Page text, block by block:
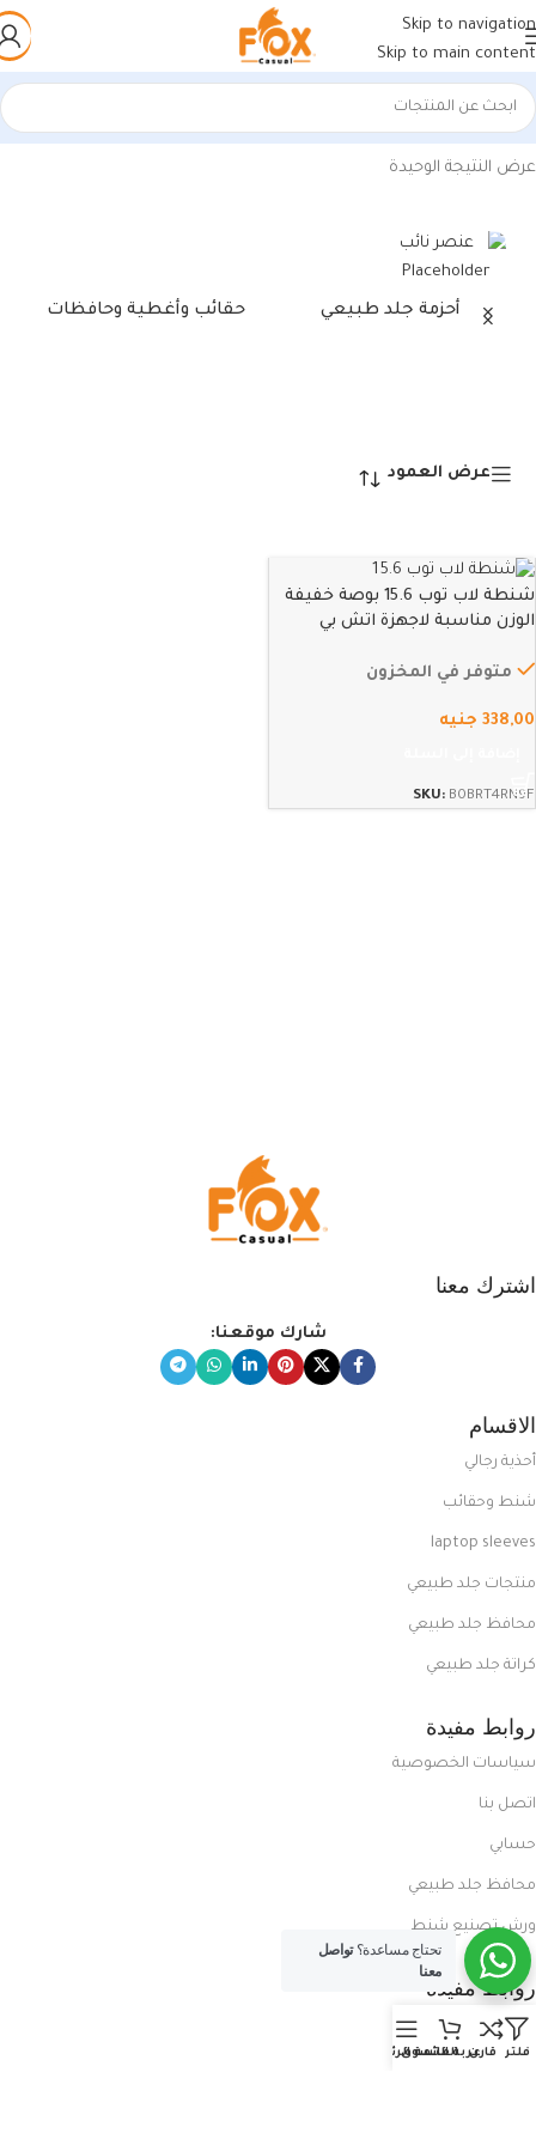
Skip to navigation
Skip to main content
الرئيسية/منتجات تحت الوسم “شنطة لاب توب 15.6”
عرض النتيجة الوحيدة
أحزمة جلد طبيعي حقائب وأغطية وحافظات
عرض العمود
شنطة لاب توب 15.6 بوصة خفيفة
الوزن مناسبة لاجهزة اتش بي
وماك بوك (14)
متوفر في المخزون
338,00 جنيه
SKU: B0BRT4RN9F
اشترك معنا
شارك موقعنا:
الاقسام
أحذية رجالي
شنط وحقائب
laptop sleeves
منتجات جلد طبيعي
محافظ جلد طبيعي
كراتة جلد طبيعي
روابط مفيدة
سياسات الخصوصية
اتصل بنا
حسابي
محافظ جلد طبيعي
ورش تصنيع شنط
روابط مفيدة
المدونة
فلتر قارنعربة التسوق
القائمة الرئيسية
تحتاج مساعدة؟تواصل
معنا